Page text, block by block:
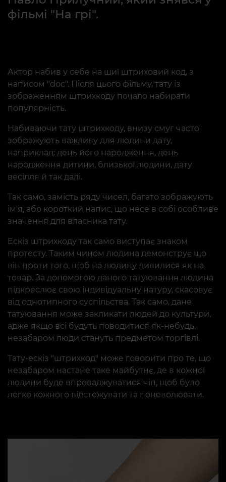
фільмі "На грі".
Актор набив у себе на шиї штриховий код, з
написом "doc". Після цього фільму, тату із
зображенням штрихкоду почало набирати
популярність.
Набиваючи тату штрихкоду, внизу смуг часто
зображують важливу для людини дату,
наприклад: день його народження, день
народження дитини, близької людини, дату
весілля й так далі.
Так само, замість ряду чисел, багато зображують
ім'я, або короткий напис, що несе в собі особливе
значення для власника тату.
Ескіз штрихкоду так само виступає знаком
протесту. Таким чином людина демонструє що
він проти того, щоб на людину дивилися як на
товар. За допомогою даного татуювання людина
підкреслює свою індивідуальну натуру, скасовує
від однотипного суспільства. Так само, дане
татуювання може закликати людей до культури,
адже якщо всі будуть поводитися як-небудь,
незабаром люди стануть предметом торгівлі.
Тату-ескіз "штрихкод" може говорити про те, що
незабаром настане таке майбутнє, де в кожної
людини буде впроваджуватися чіп, щоб було
легко кожного відстежувати та поневолювати.